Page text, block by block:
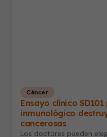
Cáncer
Ensayo clínico
inmunológico
cancerosas
Los doctores pueden